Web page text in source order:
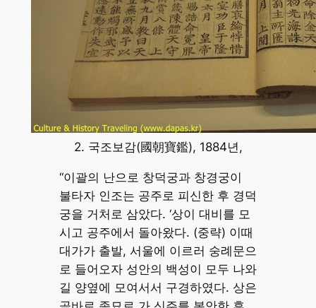
2. 국조보감(國朝寶鑑), 1884년,
“이괄의 난으로 창덕궁과 창경궁이
불타자 인조는 공주로 피신한 후 경덕
궁을 거처로 삼았다. ‘상이 대비를 모
시고 공주에서 돌아왔다. (중략) 이때
대가가 출발, 서울에 이르러 숭례문으
로 들어오자 성안의 백성이 모두 나와
길 양옆에 모여서서 구경하였다. 상은